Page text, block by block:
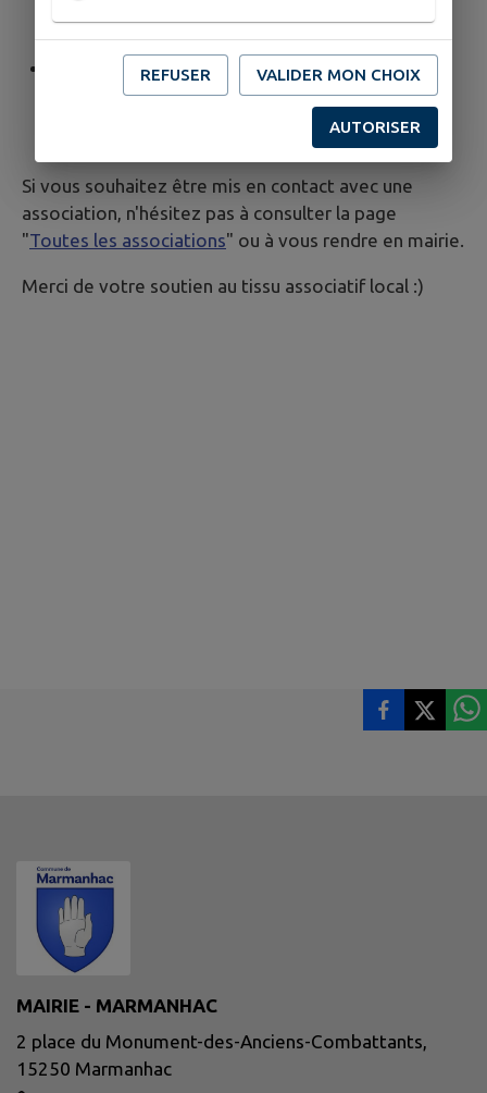
commune peut vous accompagner.
Faites un don: soutenez financièrement les
projets associatifs.
Si vous souhaitez être mis en contact avec une
association, n'hésitez pas à consulter la page
"Toutes les associations" ou à vous rendre en mairie.
Merci de votre soutien au tissu associatif local :)
MAIRIE - MARMANHAC
2 place du Monument-des-Anciens-Combattants,
15250 Marmanhac
REFUSER VALIDER MON CHOIX
AUTORISER